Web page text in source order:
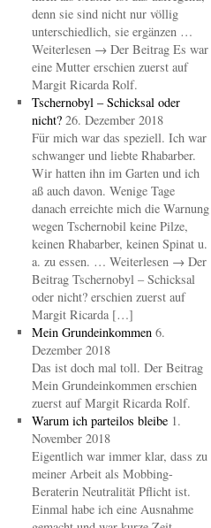
denn sie sind nicht nur völlig
unterschiedlich, sie ergänzen …
Weiterlesen → Der Beitrag Es war
eine Mutter erschien zuerst auf
Margit Ricarda Rolf.
Tschernobyl – Schicksal oder
nicht? 26. Dezember 2018
Für mich war das speziell. Ich war
schwanger und liebte Rhabarber.
Wir hatten ihn im Garten und ich
aß auch davon. Wenige Tage
danach erreichte mich die Warnung
wegen Tschernobil keine Pilze,
keinen Rhabarber, keinen Spinat u.
a. zu essen. … Weiterlesen → Der
Beitrag Tschernobyl – Schicksal
oder nicht? erschien zuerst auf
Margit Ricarda […]
Mein Grundeinkommen 6.
Dezember 2018
Das ist doch mal toll. Der Beitrag
Mein Grundeinkommen erschien
zuerst auf Margit Ricarda Rolf.
Warum ich parteilos bleibe 1.
November 2018
Eigentlich war immer klar, dass zu
meiner Arbeit als Mobbing-
Beraterin Neutralität Pflicht ist.
Einmal habe ich eine Ausnahme